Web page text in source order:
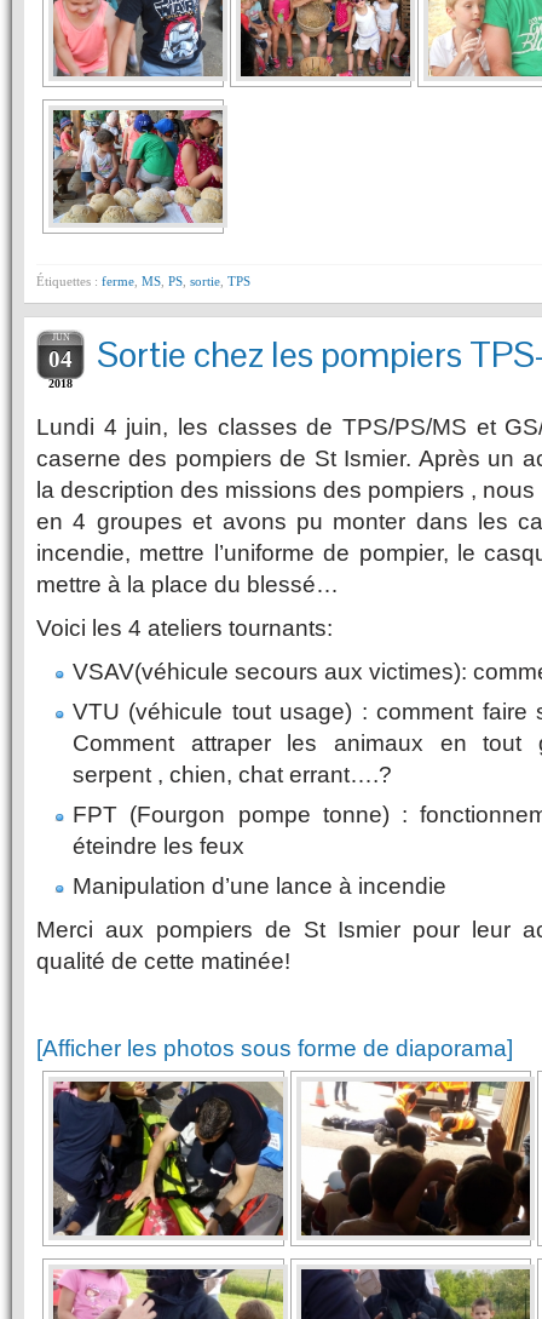
Étiquettes : ferme MS PS sortie TPS
JUN
04
2018
Sortie chez les pompiers
Lundi 4 juin, les classes de TPS/PS/MS et
caserne des pompiers de St Ismier. Après un
la description des missions des pompiers ,
en 4 groupes et avons pu monter dans les
incendie, mettre l’uniforme de pompier, le
mettre à la place du blessé…
Voici les 4 ateliers tournants:
VSAV(véhicule secours aux victimes):
VTU (véhicule tout usage) : comment faire
Comment attraper les animaux en tout
serpent , chien, chat errant….?
FPT (Fourgon pompe tonne) :
éteindre les feux
Manipulation d’une lance à incendie
Merci aux pompiers de St Ismier pour leur
qualité de cette matinée!
[Afficher les photos sous forme de diaporama]